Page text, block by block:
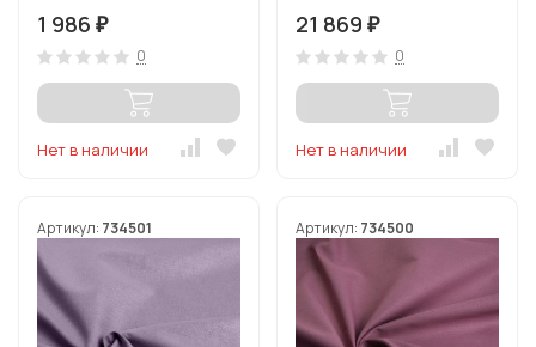
1 986 ₽
0
Нет в наличии
21 869 ₽
0
Нет в наличии
Артикул: 734501 Артикул: 734500